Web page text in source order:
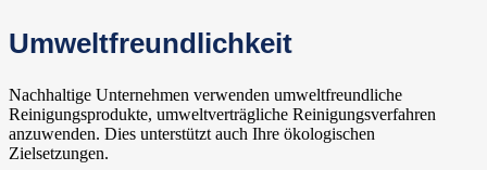
Umweltfreundlichkeit
Nachhaltige Unternehmen verwenden umweltfreundliche
Reinigungsprodukte, umweltverträgliche Reinigungsverfahren
anzuwenden. Dies unterstützt auch Ihre ökologischen
Zielsetzungen.